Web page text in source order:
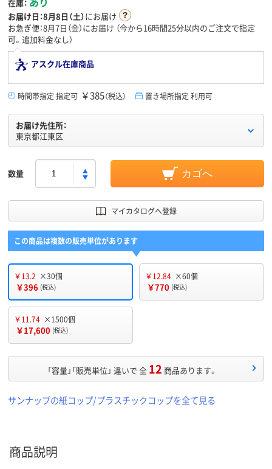
在庫：
お届け日：8月8日（土）にお届け
お急ぎ便：8月7日（金）にお届け （今から16時間25分以内のご注文で指定
可。追加料金なし）
アスクル在庫商品
時間帯指定 指定可 ￥385（税込） 置き場所指定 利用可
お届け先住所：
東京都江東区
数量 カゴへ
マイカタログへ登録
この商品は複数の販売単位があります
￥13.2 ×30個
￥396 (税込)
￥12.84 ×60個
￥770 (税込)
￥11.74 ×1500個
￥17,600 (税込)
「容量」「販売単位」 違いで 全 12 商品あります。
サンナップの紙コップ/プラスチックコップを全て見る
商品説明